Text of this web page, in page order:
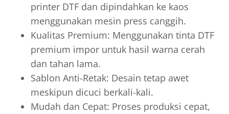
printer DTF dan dipindahkan ke kaos
menggunakan mesin press canggih.
Kualitas Premium: Menggunakan tinta DTF
premium impor untuk hasil warna cerah
dan tahan lama.
Sablon Anti-Retak: Desain tetap awet
meskipun dicuci berkali-kali.
Mudah dan Cepat: Proses produksi cepat,